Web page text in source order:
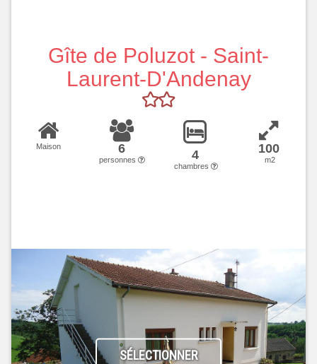
Gîte de Poluzot - Saint-
Laurent-D'Andenay
Maison 6
personnes 4
chambres
100
m2
SÉLECTIONNER